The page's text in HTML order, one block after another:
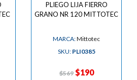
PLIEGO LIJA FIERRO
GRANO NR 120 MITTOTEC
MARCA:Mittotec
SKU: PLI0385
$569 $190